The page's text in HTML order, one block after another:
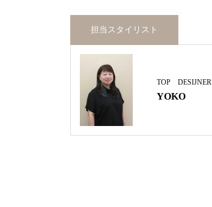
担当スタイリスト
TOP DESIJNER
YOKO